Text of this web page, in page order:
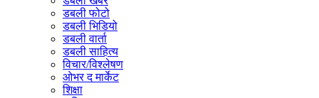
डबली फोटो
डबली भिडियो
डबली वार्ता
डबली साहित्य
विचार/विश्‍लेषण
ओभर द मार्केट
शिक्षा